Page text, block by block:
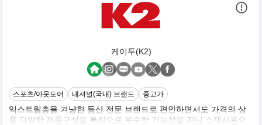
케이투(K2)
스포츠/아웃도어 내셔널(국내) 브랜드 중고가
익스트림층을 겨냥한 등산 전문 브랜드로 편안하면서도 가격의 상
품 다양한 제품구성을 특징으로 우수한 기능성을 지닌 소재사용으